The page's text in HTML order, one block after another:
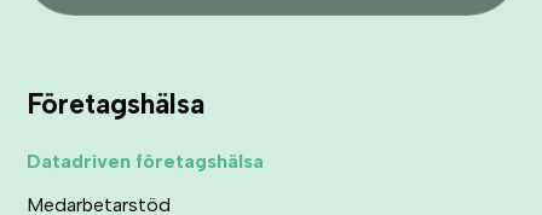
Företagshälsa
Datadriven företagshälsa
Medarbetarstöd